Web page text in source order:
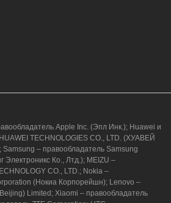
Apple Inc. (Эпл Инк.); Huawei и
TECHNOLOGIES CO., LTD. (ХУАВЕЙ
– правообладатель Samsung
Электроникс Ко., Лтд.); MEIZU –
CO., LTD.; Nokia –
(Нокиа Корпорейшн); Lenovo –
Limited; Xiaomi – правообладатель